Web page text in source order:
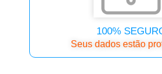
100%
Seus dados estão